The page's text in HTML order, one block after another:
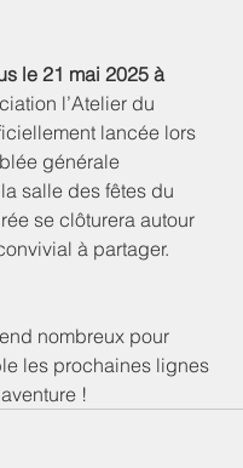
le 21 mai 2025 à
l’Atelier du
lancée lors
générale
salle des fêtes du
se clôturera autour
à partager.
nombreux pour
les prochaines lignes
!